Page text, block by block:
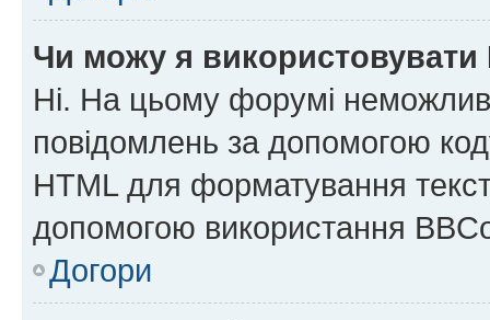
Чи можу я використовувати
Ні. На цьому форумі
повідомлень за допомогою
HTML для форматування
допомогою використання
Догори